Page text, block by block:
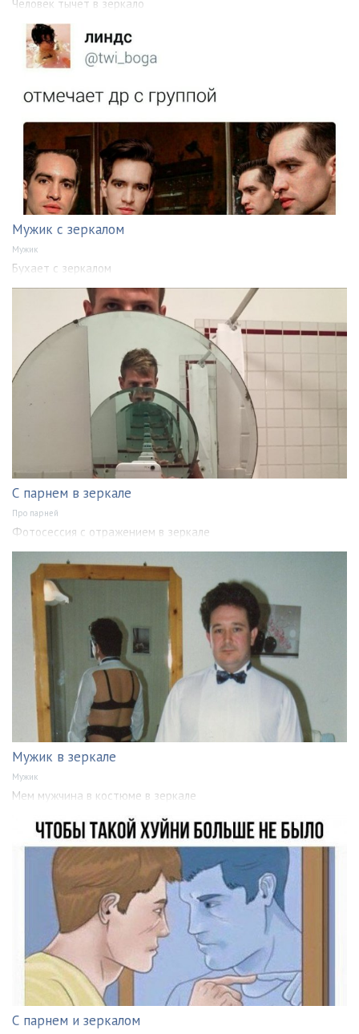
Человек тычет в зеркало
Мужик с зеркалом
Мужик
Бухает с зеркалом
С парнем в зеркале
Про парней
Фотосессия с отражением в зеркале
Мужик в зеркале
Мужик
Мем мужчина в костюме в зеркале
С парнем и зеркалом